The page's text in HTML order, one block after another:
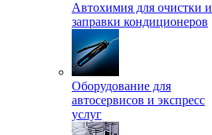
Автохимия для очистки и
заправки кондиционеров
Оборудование для
автосервисов и экспресс
услуг